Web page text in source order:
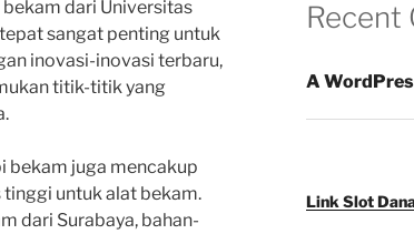
dari Universitas
sangat penting untuk
inovasi-inovasi terbaru,
titik-titik yang
bekam juga mencakup
untuk alat bekam.
dari Surabaya, bahan-
Recent
A
Link Slot